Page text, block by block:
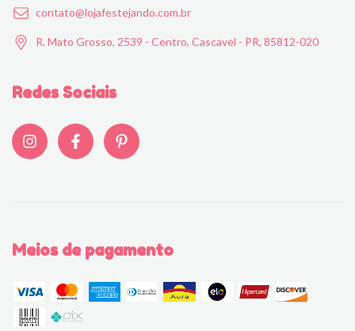
contato@lojafestejando.com.br
R. Mato Grosso, 2539 - Centro, Cascavel - PR, 85812-020
Redes Sociais
Meios de pagamento